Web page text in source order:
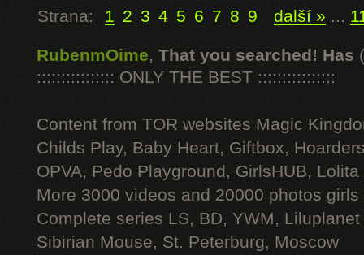
Strana: 1 2 3 4 5 6 7 8 9 další » ...
RubenmOime, That you searched! Has
:::::::::::::::: ONLY THE BEST ::::::::::::::::
Content from TOR websites Magic
Childs Play, Baby Heart, Giftbox,
OPVA, Pedo Playground, GirlsHUB, Lolita
More 3000 videos and 20000 photos
Complete series LS, BD, YWM, Liluplanet
Sibirian Mouse, St. Peterburg, Moscow